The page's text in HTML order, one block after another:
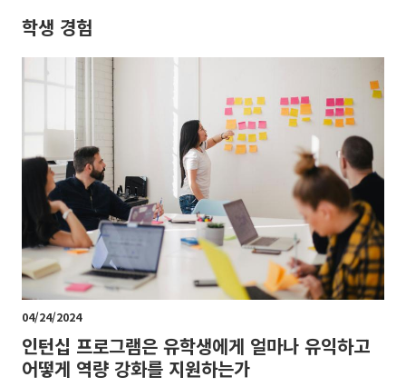
학생 경험
04/24/2024
인턴십 프로그램은 유학생에게 얼마나 유익하고
어떻게 역량 강화를 지원하는가